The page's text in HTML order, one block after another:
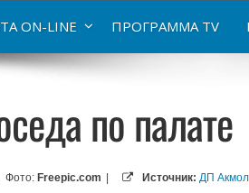
ON-LINE ПРОГРАММА TV
по палате
Фото: Freepic.com | Источник: ДП